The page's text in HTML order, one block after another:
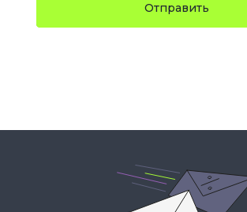
Отправить